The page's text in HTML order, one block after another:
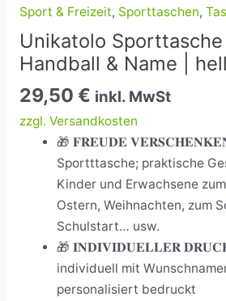
Sport & Freizeit, Sporttaschen,
Unikatolo
Handball & Name |
29,50 € inkl. MwSt
zzgl. Versandkosten
🎁 𝐅𝐑𝐄𝐔𝐃𝐄
Sportttasche; praktische
Kinder und Erwachsene
Ostern, Weihnachten, zum
Schulstart… usw.
🎁 𝐈𝐍𝐃𝐈𝐕𝐈𝐃𝐔𝐄𝐋𝐋𝐄𝐑
individuell mit
personalisiert bedruckt